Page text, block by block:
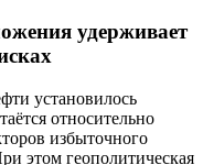
удерживает
установилось
относительно
избыточного
этом геополитическая